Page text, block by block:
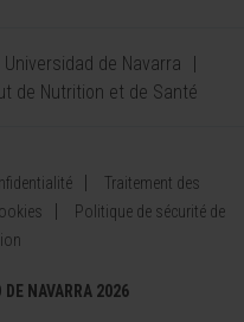
Universidad de Navarra
de Nutrition et de Santé
Traitement des
Politique de sécurité de
NAVARRA 2026